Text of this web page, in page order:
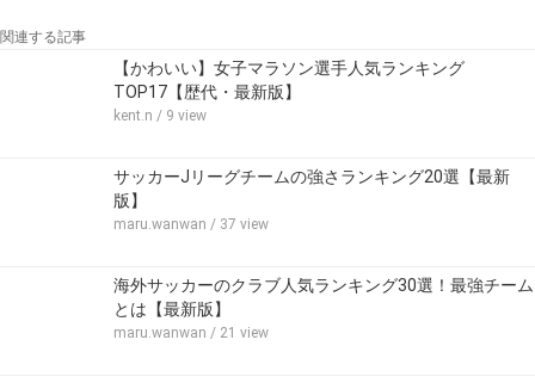
関連する記事
【かわいい】女子マラソン選手人気ランキング
TOP17【歴代・最新版】
kent.n / 9 view
サッカーJリーグチームの強さランキング20選【最新
版】
maru.wanwan / 37 view
海外サッカーのクラブ人気ランキング30選！最強チーム
とは【最新版】
maru.wanwan / 21 view